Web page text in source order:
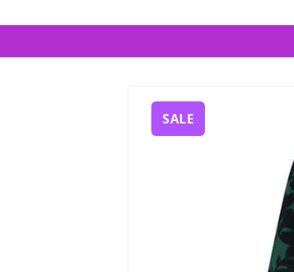
SALE
Produktinformationen
springen